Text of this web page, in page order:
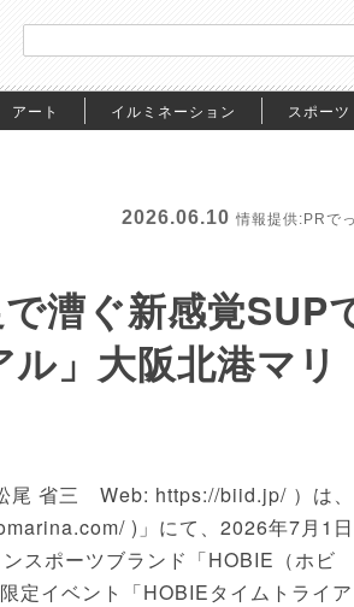
アート イルミネーション スポーツ
2026.06.10 情報提供:PRで
漕ぐ新感覚SUP
」大阪北港マリ
尾 省三 Web: https://biid.jp/ ）は、
)」にて、2026年7月1日
スポーツブランド「HOBIE（ホビ
定イベント「HOBIEタイムトライア